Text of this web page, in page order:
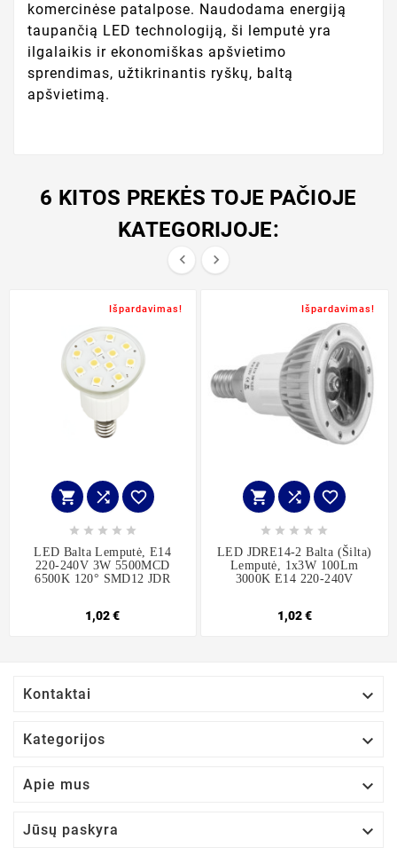
komercinėse patalpose. Naudodama energiją
taupančią LED technologiją, ši lemputė yra
ilgalaikis ir ekonomiškas apšvietimo
sprendimas, užtikrinantis ryškų, baltą
apšvietimą.
6 KITOS PREKĖS TOJE PAČIOJE
KATEGORIJOJE:
 
Išpardavimas!
  
    
LED Balta Lemputė, E14
220-240V 3W 5500MCD
6500K 120° SMD12 JDR
1,02 €
Išpardavimas!
  
    
LED JDRE14-2 Balta (šilta)
Lemputė, 1x3W 100Lm
3000K E14 220-240V
1,02 €
Kontaktai 
Kategorijos 
Apie mus 
Jūsų paskyra 